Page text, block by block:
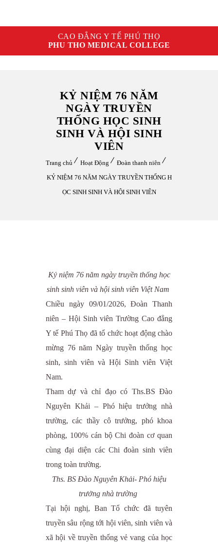
CAO ĐẲNG Y TẾ PHÚ THỌ
PHU THO MEDICAL COLLEGE
KỶ NIỆM 76 NĂM
NGÀY TRUYỀN
THỐNG HỌC SINH
SINH VÀ HỘI SINH
VIÊN
Trang chủ Hoạt Động
Đoàn thanh niên
KỶ NIỆM 76 NĂM NGÀY TRUYỀN THỐNG H
ỌC SINH SINH VÀ HỘI SINH VIÊN
Kỷ niệm 76 năm ngày truyền thống học
sinh sinh viên và hội sinh viên Việt Nam
Chiều ngày 09/01/2026, Đoàn Thanh
niên – Hội Sinh viên Trường Cao đẳng
Y tế Phú Thọ đã tổ chức hoạt động chào
mừng 76 năm Ngày truyền thống học
sinh, sinh viên và Hội Sinh viên Việt
Nam.
Tham dự và chỉ đạo có Ths.BS Đào
Nguyên Khải – Phó hiệu trưởng nhà
trường, các thầy cô trưởng, phó khoa
phòng, 100% cán bộ Chi đoàn cơ quan
cùng đại diện các Chi đoàn sinh viên
trong toàn trường.
Ths. BS Đào Nguyên Khải- Phó hiệu
trưởng nhà trường
Tại hội nghị, Ban Tổ chức đã tuyên
truyền sâu rộng tới hội viên, sinh viên và
xã hội về truyền thống vẻ vang của học